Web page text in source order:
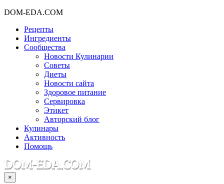
DOM-EDA.COM
Рецепты
Ингредиенты
Сообщества
Новости Кулинарии
Советы
Диеты
Новости сайта
Здоровое питание
Сервировка
Этикет
Авторский блог
Кулинары
Активность
Помощь
×